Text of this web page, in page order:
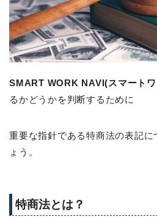
SMART WORK NAVI(スマート
るかどうかを判断するために
重要な指針である特商法の表記に
ょう。
特商法とは？